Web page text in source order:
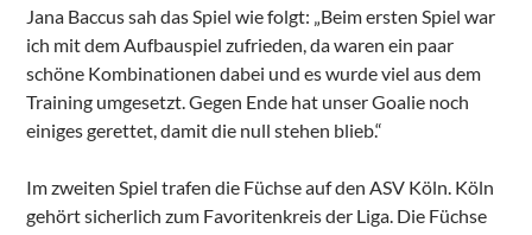
Jana Baccus sah das Spiel wie folgt: „Beim ersten Spiel war
ich mit dem Aufbauspiel zufrieden, da waren ein paar
schöne Kombinationen dabei und es wurde viel aus dem
Training umgesetzt. Gegen Ende hat unser Goalie noch
einiges gerettet, damit die null stehen blieb.“
Im zweiten Spiel trafen die Füchse auf den ASV Köln. Köln
gehört sicherlich zum Favoritenkreis der Liga. Die Füchse